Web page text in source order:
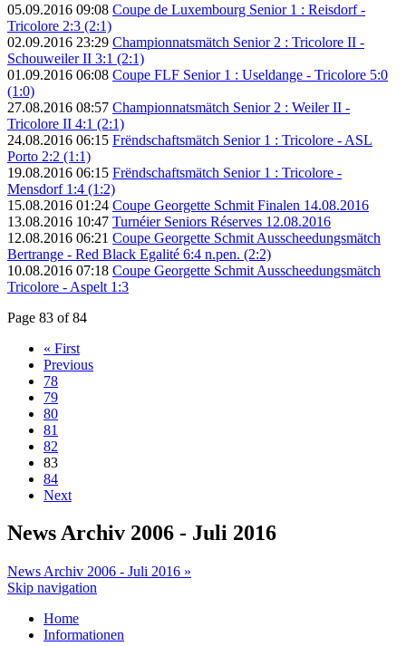
05.09.2016 09:08 Coupe de Luxembourg Senior 1 : Reisdorf -
Tricolore 2:3 (2:1)
02.09.2016 23:29 Championnatsmätch Senior 2 : Tricolore II -
Schouweiler II 3:1 (2:1)
01.09.2016 06:08 Coupe FLF Senior 1 : Useldange - Tricolore 5:0
(1:0)
27.08.2016 08:57 Championnatsmätch Senior 2 : Weiler II -
Tricolore II 4:1 (2:1)
24.08.2016 06:15 Frëndschaftsmätch Senior 1 : Tricolore - ASL
Porto 2:2 (1:1)
19.08.2016 06:15 Frëndschaftsmätch Senior 1 : Tricolore -
Mensdorf 1:4 (1:2)
15.08.2016 01:24 Coupe Georgette Schmit Finalen 14.08.2016
13.08.2016 10:47 Turnéier Seniors Réserves 12.08.2016
12.08.2016 06:21 Coupe Georgette Schmit Ausscheedungsmätch
Bertrange - Red Black Egalité 6:4 n.pen. (2:2)
10.08.2016 07:18 Coupe Georgette Schmit Ausscheedungsmätch
Tricolore - Aspelt 1:3
Page 83 of 84
« First
Previous
78
79
80
81
82
83
84
Next
News Archiv 2006 - Juli 2016
News Archiv 2006 - Juli 2016 »
Skip navigation
Home
Informationen